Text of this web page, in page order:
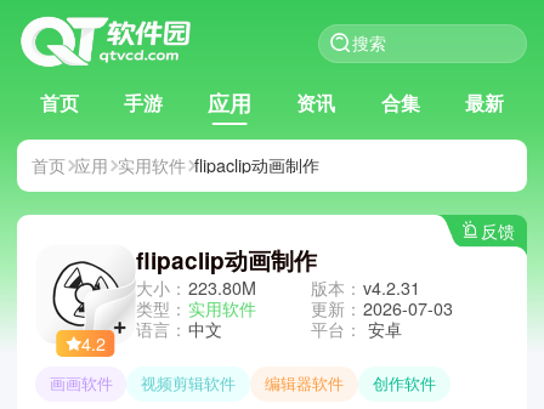
首页 手游 应用 资讯 合集 最新
首页 应用 实用软件 flipaclip动画制作
反馈
4.2
flipaclip动画制作
大小： 223.80M
类型： 实用软件
语言： 中文
版本： v4.2.31
更新： 2026-07-03
平台： 安卓
画画软件 视频剪辑软件 编辑器软件 创作软件